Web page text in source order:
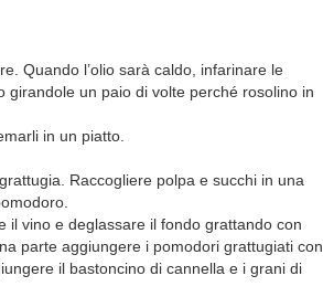
Quando l’olio sarà caldo, infarinare le
un paio di volte perché rosolino in
in un piatto.
Raccogliere polpa e succhi in una
il vino e deglassare il fondo grattando con
parte aggiungere i pomodori grattugiati con
il bastoncino di cannella e i grani di